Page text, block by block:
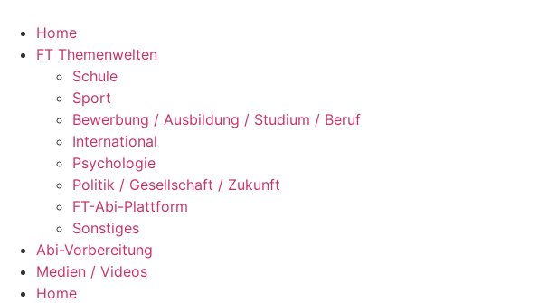
Inhalt
springen
Home
FT Themenwelten
Schule
Sport
Bewerbung / Ausbildung / Studium / Beruf
International
Psychologie
Politik / Gesellschaft / Zukunft
FT-Abi-Plattform
Sonstiges
Abi-Vorbereitung
Medien / Videos
Home